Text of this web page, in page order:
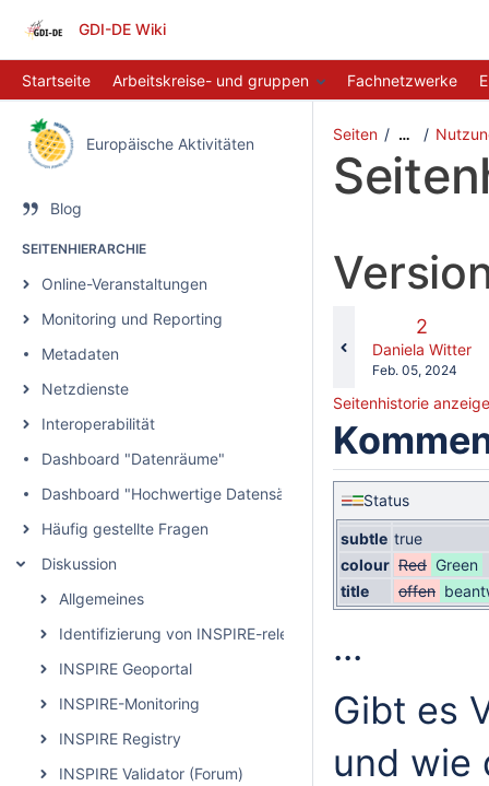
GDI-DE Wiki
Startseite Arbeitskreise- und gruppen Fachnetzwerke
Europäische Aktivitäten
Blog
SEITENHIERARCHIE
Online-Veranstaltungen
Monitoring und Reporting
Metadaten
Netzdienste
Interoperabilität
Dashboard "Datenräume"
Dashboard "Hochwertige Datensätze" (HVD)
Häufig gestellte Fragen
Diskussion
Allgemeines
Identifizierung von INSPIRE-relevanten Geodatensätzen
INSPIRE Geoportal
INSPIRE-Monitoring
INSPIRE Registry
INSPIRE Validator (Forum)
Seiten …
Alte
Version
2
Daniela Witter
Gespeichert
Feb. 05, 2024
Seitenhistorie
Status
subtle true
colour Red Green
title
offen
...
Gibt es
und wie